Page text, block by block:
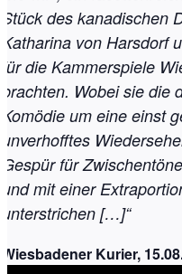
Stück des kanadischen
Katharina von Harsdorf
für die Kammerspiele
brachten. Wobei sie die
Komödie um eine einst
unverhofftes
Gespür für
und mit einer
unterstrichen […]“
Wiesbadener Kurier,